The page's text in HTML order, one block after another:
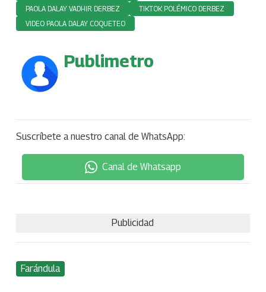
PAOLA DALAY VADHIR DERBEZ
TIKTOK POLÉMICO DERBEZ
VIDEO PAOLA DALAY COQUETEO
Publimetro
Suscríbete a nuestro canal de WhatsApp:
Canal de Whatsapp
Publicidad
Farándula